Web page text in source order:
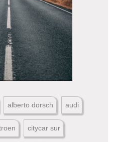
alberto dorsch audi
citycar sur